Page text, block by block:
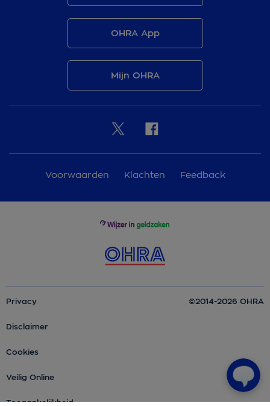
OHRA App
Mijn OHRA
Voorwaarden Klachten Feedback
Privacy
Disclaimer
Cookies
Veilig Online
Toegankelijkheid
©2014-2026 OHRA